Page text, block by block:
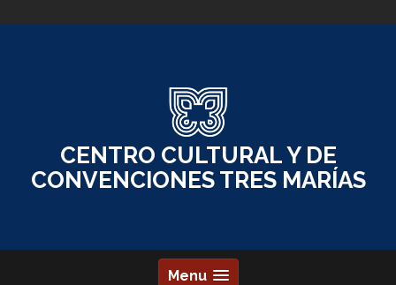
to
CENTRO CULTURAL Y DE
CONVENCIONES TRES MARÍAS
Menu